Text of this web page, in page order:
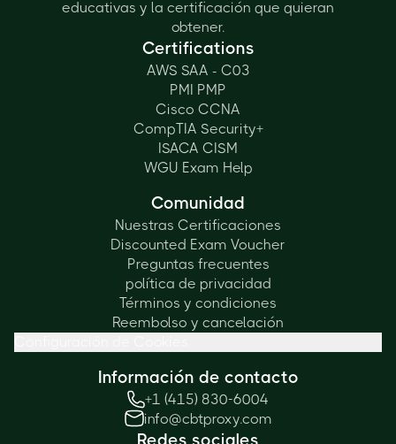
educativas y la certificación que quieran
obtener.
Certifications
AWS SAA - C03
PMI PMP
Cisco CCNA
CompTIA Security+
ISACA CISM
WGU Exam Help
Comunidad
Nuestras Certificaciones
Discounted Exam Voucher
Preguntas frecuentes
política de privacidad
Términos y condiciones
Reembolso y cancelación
Información de contacto
+1 (415) 830-6004
info@cbtproxy.com